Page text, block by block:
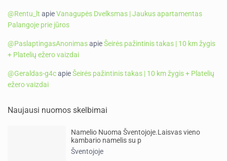
@Rentu_lt apieVanagupės Dvelksmas | Jaukus apartamentas
Palangoje prie jūros
@PaslaptingasAnonimasapieŠeirės pažintinis takas | 10 km žygis
+ Platelių ežero vaizdai
@Geraldas-g4capieŠeirės pažintinis takas | 10 km žygis + Platelių
ežero vaizdai
Naujausi nuomos skelbimai
Namelio Nuoma Šventojoje.Laisvas vieno
kambario namelis su p
Šventojoje